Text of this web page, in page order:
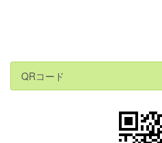
QRコード